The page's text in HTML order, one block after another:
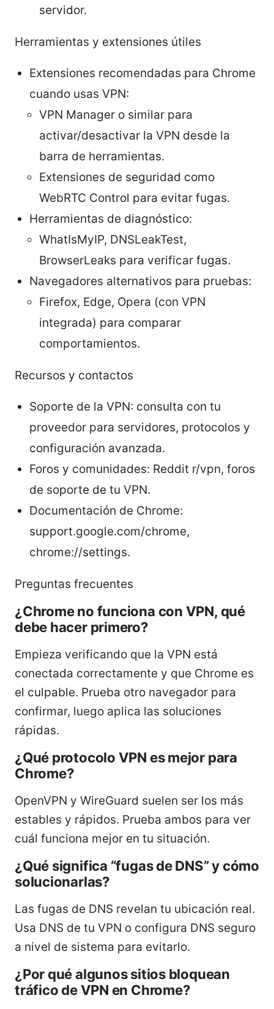
servidor.
Herramientas y extensiones útiles
Extensiones recomendadas para Chrome
cuando usas VPN:
VPN Manager o similar para
activar/desactivar la VPN desde la
barra de herramientas.
Extensiones de seguridad como
WebRTC Control para evitar fugas.
Herramientas de diagnóstico:
WhatIsMyIP, DNSLeakTest,
BrowserLeaks para verificar fugas.
Navegadores alternativos para pruebas:
Firefox, Edge, Opera (con VPN
integrada) para comparar
comportamientos.
Recursos y contactos
Soporte de la VPN: consulta con tu
proveedor para servidores, protocolos y
configuración avanzada.
Foros y comunidades: Reddit r/vpn, foros
de soporte de tu VPN.
Documentación de Chrome:
support.google.com/chrome,
chrome://settings.
Preguntas frecuentes
¿Chrome no funciona con VPN, qué
debe hacer primero?
Empieza verificando que la VPN está
conectada correctamente y que Chrome es
el culpable. Prueba otro navegador para
confirmar, luego aplica las soluciones
rápidas.
¿Qué protocolo VPN es mejor para
Chrome?
OpenVPN y WireGuard suelen ser los más
estables y rápidos. Prueba ambos para ver
cuál funciona mejor en tu situación.
¿Qué significa “fugas de DNS” y cómo
solucionarlas?
Las fugas de DNS revelan tu ubicación real.
Usa DNS de tu VPN o configura DNS seguro
a nivel de sistema para evitarlo.
¿Por qué algunos sitios bloquean
tráfico de VPN en Chrome?